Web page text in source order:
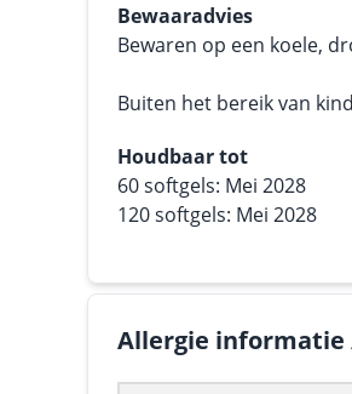
Bewaaradvies
Bewaren op een koele,
Buiten het bereik van
Houdbaar tot
60 softgels: Mei 2028
120 softgels: Mei 2028
Allergie informatie